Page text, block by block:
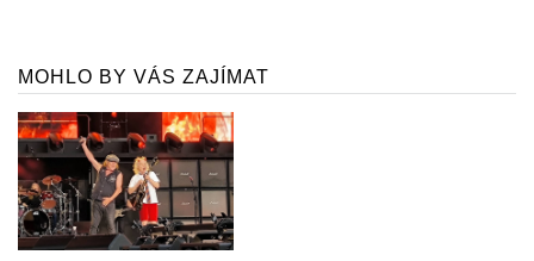
MOHLO BY VÁS ZAJÍMAT